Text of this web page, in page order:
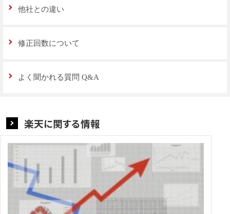
他社との違い
修正回数について
よく聞かれる質問 Q&A
楽天に関する情報